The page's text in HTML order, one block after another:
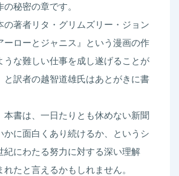
秘密の章です。
の著者リタ・グリムズリー・ジョン
ーローとジャニス』という漫画の作
うな難しい仕事を成し遂げることが
と訳者の越智道雄氏はあとがきに書
本書は、一日たりとも休めない新聞
かに面白くあり続けるか、というシ
紀にわたる努力に対する深い理解
たと言えるかもしれません。